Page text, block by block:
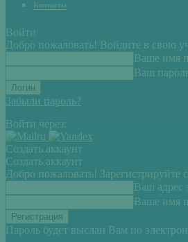
Контакты
Войти
Добро пожаловать! Войдите в свою
Ваше имя
Ваш
Забыли пароль?
Войти через:
Создать аккаунт
Создать аккаунт
Добро пожаловать! Зарегистрируйте
Ваш адрес
Ваше имя
Пароль будет выслан Вам по